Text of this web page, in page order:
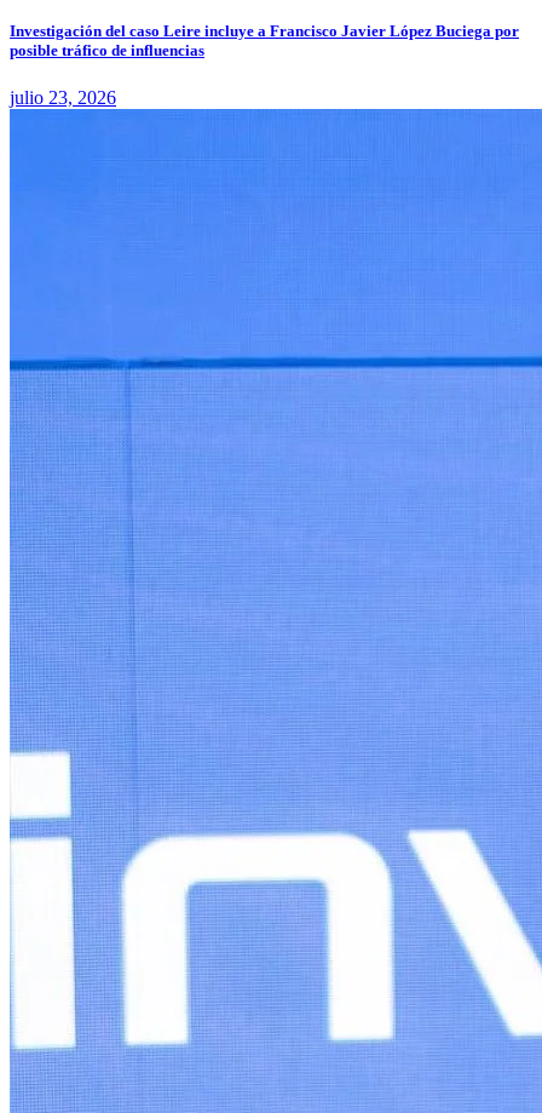
Investigación del caso Leire incluye a Francisco Javier López Buciega por
posible tráfico de influencias
julio 23, 2026